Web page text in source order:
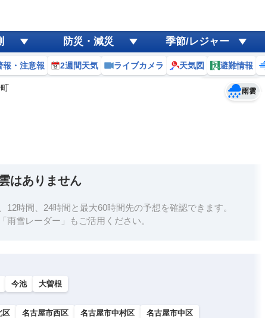
防災・減災 季節/レジャー
報・注意報 2週間天気 ライブカメラ 天気図 避難情報
雨雲
予報士コメント
黄砂
天気 台風
はありません
12時間、24時間と最大60時間先の予想を確認できます。
雪レーダー」もご活用ください。
今池 大曽根
区 名古屋市西区 名古屋市中村区
名古屋市中区